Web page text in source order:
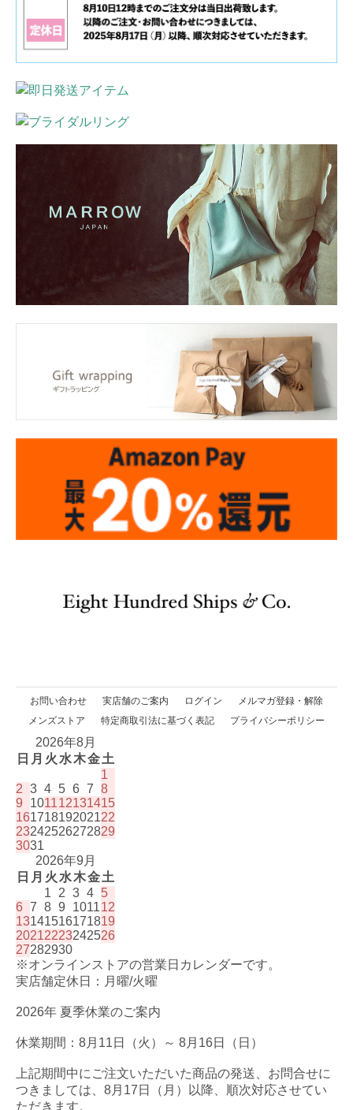
お問い合わせ 実店舗のご案内 ログイン
メルマガ登録・解除
メンズストア
特定商取引法に基づく表記 プライバシーポリシー
2026年8月
日 月 火 水木金土
1
2 3 4 5 6 7 8
9
101112131415
16171819202122
23242526272829
3031
2026年9月
日 月 火 水木金土
1
2 3 4 5
6 7 8 9 101112
13141516171819
20212223242526
27282930
※オンラインストアの営業日カレンダーです。
実店舗定休日：月曜/火曜
2026年 夏季休業のご案内
休業期間：8月11日（火）～ 8月16日（日）
上記期間中にご注文いただいた商品の発送、お問合せに
つきましては、8月17日（月）以降、順次対応させてい
ただきます。